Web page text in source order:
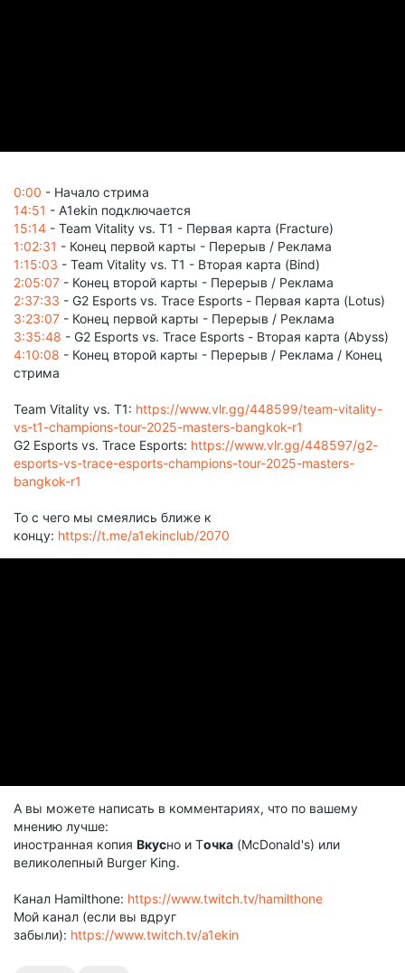
0:00 - Начало стрима
14:51 - A1ekin подключается
15:14 - Team Vitality vs. T1 - Первая карта (Fracture)
1:02:31 - Конец первой карты - Перерыв / Реклама
1:15:03 - Team Vitality vs. T1 - Вторая карта (Bind)
2:05:07 - Конец второй карты - Перерыв / Реклама
2:37:33 - G2 Esports vs. Trace Esports - Первая карта (Lotus)
3:23:07 - Конец первой карты - Перерыв / Реклама
3:35:48 - G2 Esports vs. Trace Esports - Вторая карта (Abyss)
4:10:08 - Конец второй карты - Перерыв / Реклама / Конец
стрима
Team Vitality vs. T1: https://www.vlr.gg/448599/team-vitality-
vs-t1-champions-tour-2025-masters-bangkok-r1
G2 Esports vs. Trace Esports: https://www.vlr.gg/448597/g2-
esports-vs-trace-esports-champions-tour-2025-masters-
bangkok-r1
То с чего мы смеялись ближе к
концу: https://t.me/a1ekinclub/2070
А вы можете написать в комментариях, что по вашему
мнению лучше:
иностранная копия Вкусно и Точка (McDonald's) или
великолепный Burger King.
Канал Hamilthone: https://www.twitch.tv/hamilthone
Мой канал (если вы вдруг
забыли): https://www.twitch.tv/a1ekin